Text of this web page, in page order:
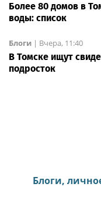
Более 80 домов в
воды: список
Блоги | Вчера, 11:40
В Томске ищут
подросток
Блоги,